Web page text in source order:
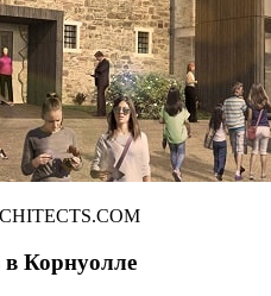
Корнуолле